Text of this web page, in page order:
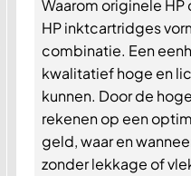
Waarom originele
HP inktcartridges
combinatie. Een
kwalitatief hoge en
kunnen. Door de
rekenen op een
geld, waar en
zonder lekkage of